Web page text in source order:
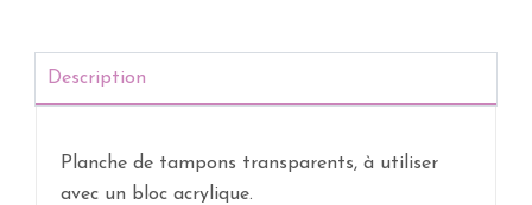
Description
Planche de tampons transparents, à utiliser
avec un bloc acrylique.